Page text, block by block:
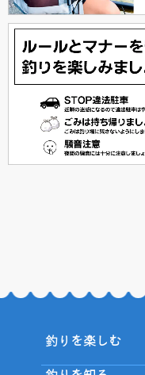
釣りを楽しむ